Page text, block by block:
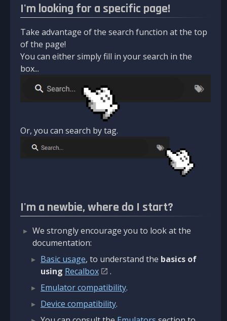
I'm looking for a specific page!
Take advantage of the search function at the top
of the page!
You can either simply fill in your search in the
box...
Or, you can search by tag.
I'm a newbie, where do I start?
We strongly encourage you to look at the
documentation:
Basic usage, to understand the basics of
using Recalbox
.
Emulator compatibility.
Device compatibility.